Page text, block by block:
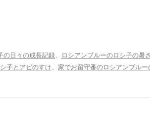
の日々の成長記録、 ロシアンブルーのロシ子の暑
子とアビのすけ、 家でお留守番のロシアンブルー